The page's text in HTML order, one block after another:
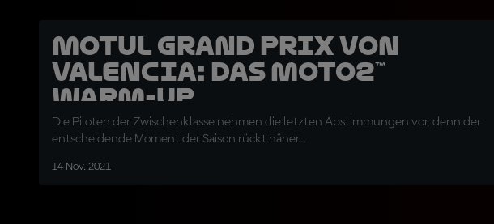
Motul Grand Prix von
Valencia: Das Moto2™
Warm-Up
Die Piloten der Zwischenklasse nehmen die letzten Abstimmungen vor, denn der
entscheidende Moment der Saison rückt näher...
14 Nov. 2021